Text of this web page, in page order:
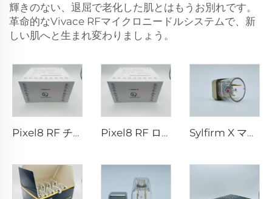
輝きのない、退屈で老化した肌とはもうお別れです。
革命的なVivace RFマイクロニードルシステムで、新
しい肌へと生まれ変わりましょう。
Pixel8 RF チップ Pixel8 RF ローラー・エスセティック 25 49 64 本 Sylfirm X マイクロニードルRFチップ X-25